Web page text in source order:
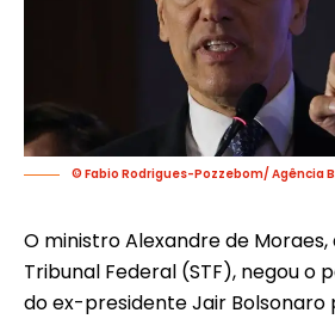
© Fabio Rodrigues-Pozzebom/ Agência
O ministro Alexandre de
Tribunal Federal (STF), negou o
do ex-presidente Jair Bolsonaro